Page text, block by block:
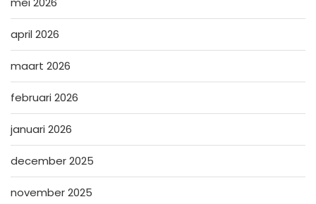
april 2026
maart 2026
februari 2026
januari 2026
december 2025
november 2025